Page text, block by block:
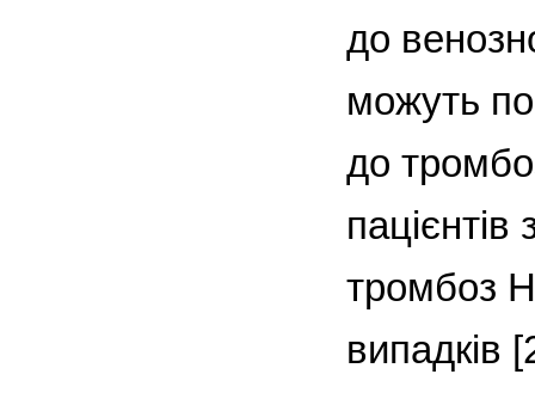
до
можуть
до
тромбоз
випадків